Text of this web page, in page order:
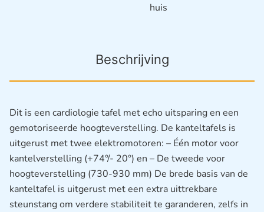
huis
Beschrijving
Dit is een cardiologie tafel met echo uitsparing en een
gemotoriseerde hoogteverstelling. De kanteltafels is
uitgerust met twee elektromotoren: – Één motor voor
kantelverstelling (+74°/- 20°) en – De tweede voor
hoogteverstelling (730-930 mm) De brede basis van de
kanteltafel is uitgerust met een extra uittrekbare
steunstang om verdere stabiliteit te garanderen, zelfs in